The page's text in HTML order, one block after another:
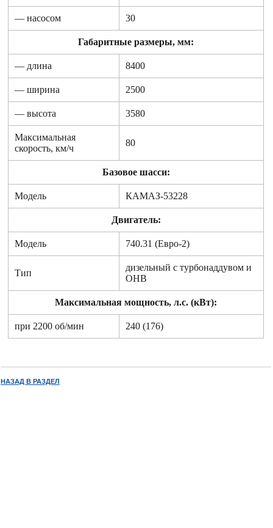
— насосом 30
Габаритные размеры, мм:
— длина 8400
— ширина 2500
— высота 3580
Mаксимальная
скорость, км/ч
80
Базовое шасси:
Модель КАМАЗ-53228
Двигатель:
Модель 740.31 (Евро-2)
Тип
дизельный с турбонаддувом и
ОНВ
Максимальная мощность, л.с. (кВт):
при 2200 об/мин 240 (176)
НАЗАД В РАЗДЕЛ